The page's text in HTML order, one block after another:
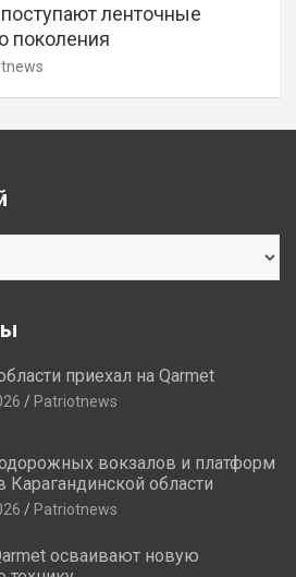
ленточные
поколения
приехал на Qarmet
Patriotnews
вокзалов и платформ
Карагандинской области
Patriotnews
осваивают новую